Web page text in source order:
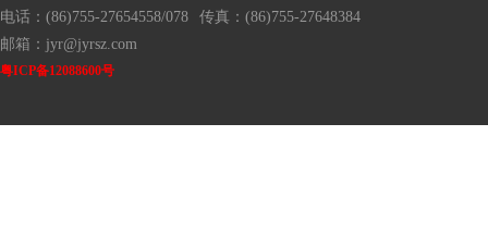
电话：(86)755-27654558/078
传真：(86)755-27648384
邮箱：jyr@jyrsz.com
粤ICP备12088600号